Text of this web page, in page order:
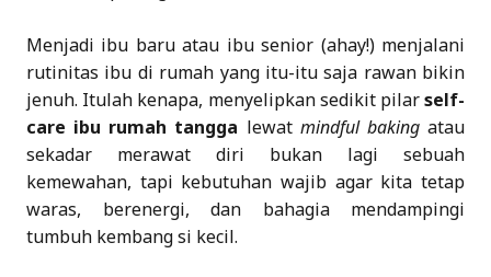
Menjadi ibu baru atau ibu senior (ahay!) menjalani
rutinitas ibu di rumah yang itu-itu saja rawan bikin
jenuh. Itulah kenapa, menyelipkan sedikit pilarself-
care ibu rumah tangga lewat mindful bakingatau
sekadar merawat diri bukan lagi sebuah
kemewahan, tapi kebutuhan wajib agar kita tetap
waras, berenergi, dan bahagia mendampingi
tumbuh kembang si kecil.